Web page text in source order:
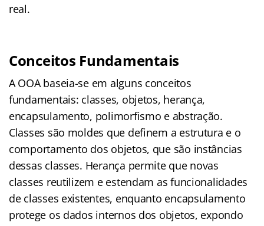
real.
Conceitos Fundamentais
A OOA baseia-se em alguns conceitos
fundamentais: classes, objetos, herança,
encapsulamento, polimorfismo e abstração.
Classes são moldes que definem a estrutura e o
comportamento dos objetos, que são instâncias
dessas classes. Herança permite que novas
classes reutilizem e estendam as funcionalidades
de classes existentes, enquanto encapsulamento
protege os dados internos dos objetos, expondo